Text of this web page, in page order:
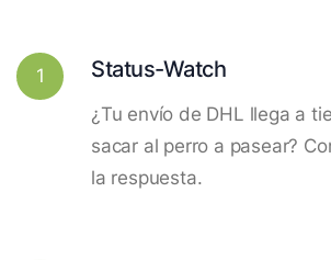
1 Status-Watch
¿Tu envío de DHL llega a
sacar al perro a pasear?
la respuesta.